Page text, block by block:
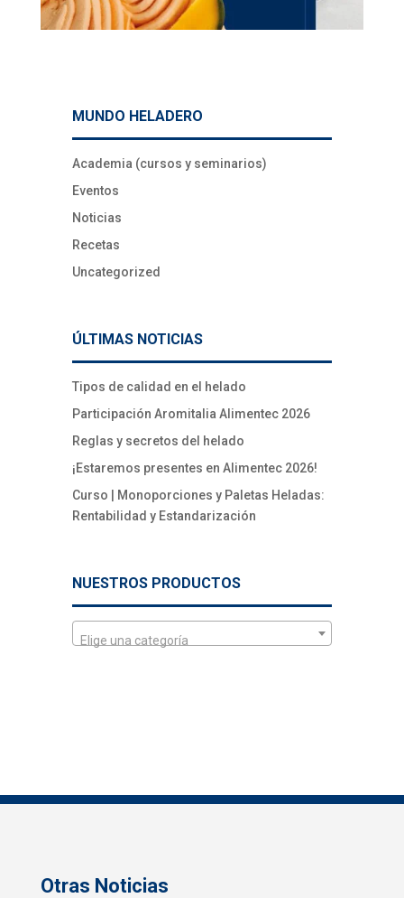
MUNDO HELADERO
Academia (cursos y seminarios)
Eventos
Noticias
Recetas
Uncategorized
ÚLTIMAS NOTICIAS
Tipos de calidad en el helado
Participación Aromitalia Alimentec 2026
Reglas y secretos del helado
¡Estaremos presentes en Alimentec 2026!
Curso | Monoporciones y Paletas Heladas:
Rentabilidad y Estandarización
NUESTROS PRODUCTOS
Elige una categoría
Otras Noticias